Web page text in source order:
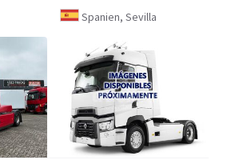
Spanien, Sevilla